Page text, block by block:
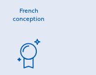
French
conception